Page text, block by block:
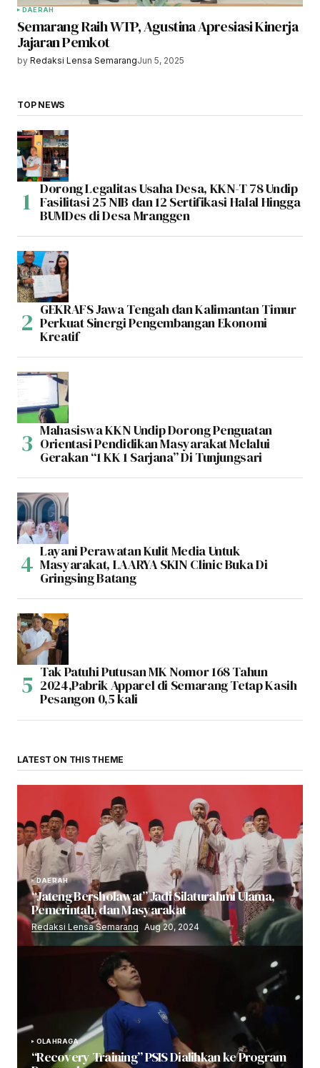
DAERAH
Semarang Raih WTP, Agustina Apresiasi Kinerja
Jajaran Pemkot
by Redaksi Lensa SemarangJun 5, 2025
TOP NEWS
Dorong Legalitas Usaha Desa, KKN-T 78 Undip
Fasilitasi 25 NIB dan 12 Sertifikasi Halal Hingga
BUMDes di Desa Mranggen
GEKRAFS Jawa Tengah dan Kalimantan Timur
Perkuat Sinergi Pengembangan Ekonomi
Kreatif
Mahasiswa KKN Undip Dorong Penguatan
Orientasi Pendidikan Masyarakat Melalui
Gerakan “1 KK 1 Sarjana” Di Tunjungsari
Layani Perawatan Kulit Media Untuk
Masyarakat, LAARYA SKIN Clinic Buka Di
Gringsing Batang
Tak Patuhi Putusan MK Nomor 168 Tahun
2024,Pabrik Apparel di Semarang Tetap Kasih
Pesangon 0,5 kali
LATEST ON THIS THEME
DAERAH
“Jateng Bersholawat” Jadi Silaturahmi Ulama,
Pemerintah, dan Masyarakat
Redaksi Lensa Semarang Aug 20, 2024
OLAHRAGA
“Recovery Training” PSIS Dialihkan ke Program